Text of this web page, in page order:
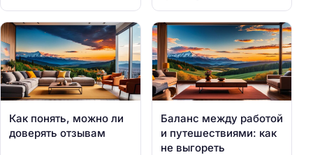
Как понять, можно ли
доверять отзывам
Баланс между работой
и путешествиями: как
не выгореть